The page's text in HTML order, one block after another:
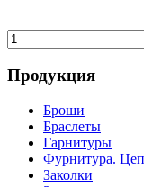
Продукция
Броши
Браслеты
Гарнитуры
Фурнитура.
Заколки